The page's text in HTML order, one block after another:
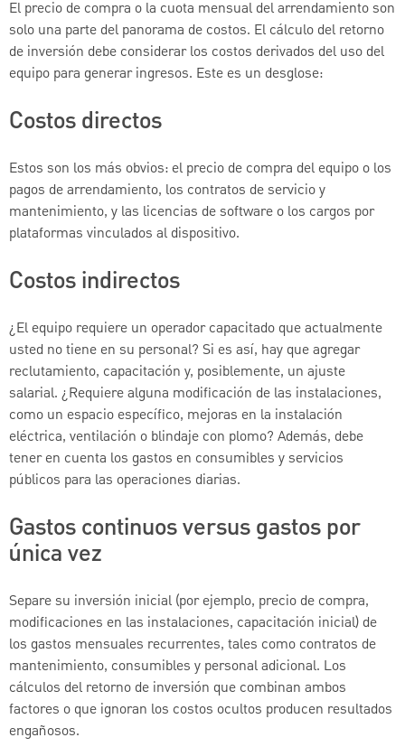
El precio de compra o la cuota mensual del arrendamiento son
solo una parte del panorama de costos. El cálculo del retorno
de inversión debe considerar los costos derivados del uso del
equipo para generar ingresos. Este es un desglose:
Costos directos
Estos son los más obvios: el precio de compra del equipo o los
pagos de arrendamiento, los contratos de servicio y
mantenimiento, y las licencias de software o los cargos por
plataformas vinculados al dispositivo.
Costos indirectos
¿El equipo requiere un operador capacitado que actualmente
usted no tiene en su personal? Si es así, hay que agregar
reclutamiento, capacitación y, posiblemente, un ajuste
salarial. ¿Requiere alguna modificación de las instalaciones,
como un espacio específico, mejoras en la instalación
eléctrica, ventilación o blindaje con plomo? Además, debe
tener en cuenta los gastos en consumibles y servicios
públicos para las operaciones diarias.
Gastos continuos versus gastos por
única vez
Separe su inversión inicial (por ejemplo, precio de compra,
modificaciones en las instalaciones, capacitación inicial) de
los gastos mensuales recurrentes, tales como contratos de
mantenimiento, consumibles y personal adicional. Los
cálculos del retorno de inversión que combinan ambos
factores o que ignoran los costos ocultos producen resultados
engañosos.